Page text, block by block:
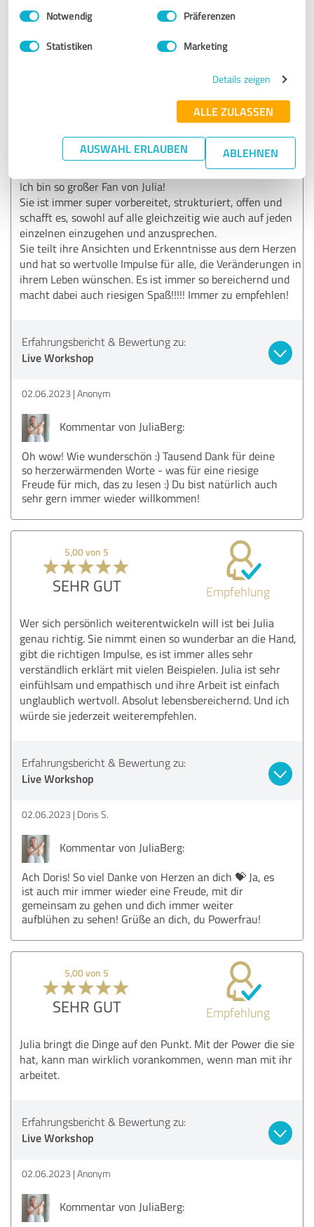
Impressum Datenschutzbestimmungen
Einwilligungsauswahl
Notwendig Präferenzen
Statistiken Marketing
Details zeigen
ALLE ZULASSEN
AUSWAHL ERLAUBEN ABLEHNEN
ein Neulernen. Verlassen der Komfortzone. Und das
Wegbegleiterin für dich sein zu dürfen!
SEHR GUT Empfehlung
Ich bin so großer Fan von Julia!
Sie ist immer super vorbereitet, strukturiert, offen und
schafft es, sowohl auf alle gleichzeitig wie auch auf jeden
einzelnen einzugehen und anzusprechen.
Sie teilt ihre Ansichten und Erkenntnisse aus dem Herzen
und hat so wertvolle Impulse für alle, die Veränderungen in
ihrem Leben wünschen. Es ist immer so bereichernd und
macht dabei auch riesigen Spaß!!!!! Immer zu empfehlen!
Erfahrungsbericht & Bewertung zu:
Live Workshop
02.06.2023 Anonym
Kommentar von JuliaBerg:
Oh wow! Wie wunderschön :) Tausend Dank für deine
so herzerwärmenden Worte - was für eine riesige
Freude für mich, das zu lesen :) Du bist natürlich auch
sehr gern immer wieder willkommen!
5,00 von 5
SEHR GUT Empfehlung
Wer sich persönlich weiterentwickeln will ist bei Julia
genau richtig. Sie nimmt einen so wunderbar an die Hand,
gibt die richtigen Impulse, es ist immer alles sehr
verständlich erklärt mit vielen Beispielen. Julia ist sehr
einfühlsam und empathisch und ihre Arbeit ist einfach
unglaublich wertvoll. Absolut lebensbereichernd. Und ich
würde sie jederzeit weiterempfehlen.
Erfahrungsbericht & Bewertung zu:
Live Workshop
02.06.2023 Doris S.
Kommentar von JuliaBerg:
Ach Doris! So viel Danke von Herzen an dich 💝 Ja, es
ist auch mir immer wieder eine Freude, mit dir
gemeinsam zu gehen und dich immer weiter
aufblühen zu sehen! Grüße an dich, du Powerfrau!
5,00 von 5
SEHR GUT Empfehlung
Julia bringt die Dinge auf den Punkt. Mit der Power die sie
hat, kann man wirklich vorankommen, wenn man mit ihr
arbeitet.
Erfahrungsbericht & Bewertung zu:
Live Workshop
02.06.2023 Anonym
Kommentar von JuliaBerg: